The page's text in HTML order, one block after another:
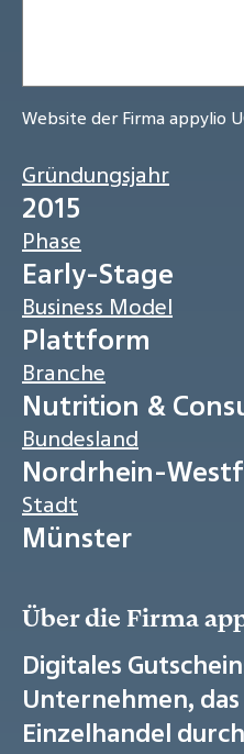
Website der Firma appylio
Gründungsjahr
2015
Phase
Early-Stage
Business Model
Plattform
Branche
Nutrition &
Bundesland
Nordrhein-
Stadt
Münster
Über die Firma
Digitales
Unternehmen,
Einzelhandel